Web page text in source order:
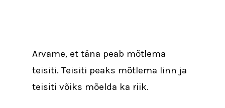
Arvame, et täna peab mõtlema
teisiti. Teisiti peaks mõtlema linn ja
teisiti võiks mõelda ka riik.